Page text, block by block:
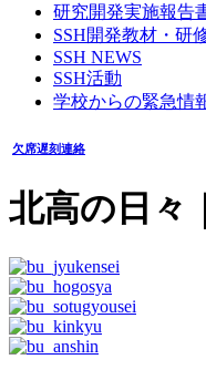
研究開発実施報告
SSH開発教材・研
SSH NEWS
SSH活動
学校からの緊急情
欠席遅刻連絡
北高の日々